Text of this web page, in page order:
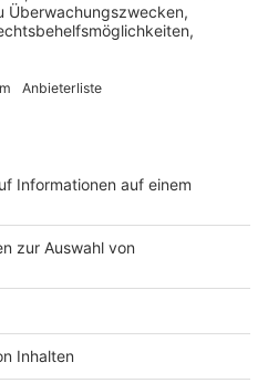
langfristige Pla­
hinaus ist es wichtig zu
China, Südkorea sowie in
Verbote für BPA in
tätig ist, sollte also nicht nur
sondern auch die
wir bieten klas­sische
jedoch zukünf­tig
für Weißblech für
die Energieeffizienz zu